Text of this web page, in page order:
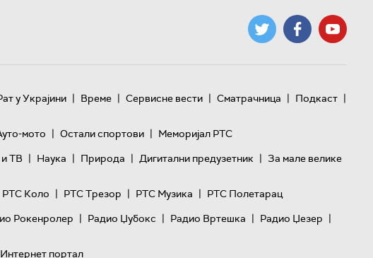
у Украјини | Време | Сервисне вести | Сматрачница | Подкаст |
мото | Остали спортови | Меморијал РТС
ТВ | Наука | Природа | Дигитални предузетник | За мале велике
РТС Коло | РТС Трезор | РТС Музика | РТС Полетарац
Рокенролер | Радио Џубокс | Радио Вртешка | Радио Џезер |
Интернет портал